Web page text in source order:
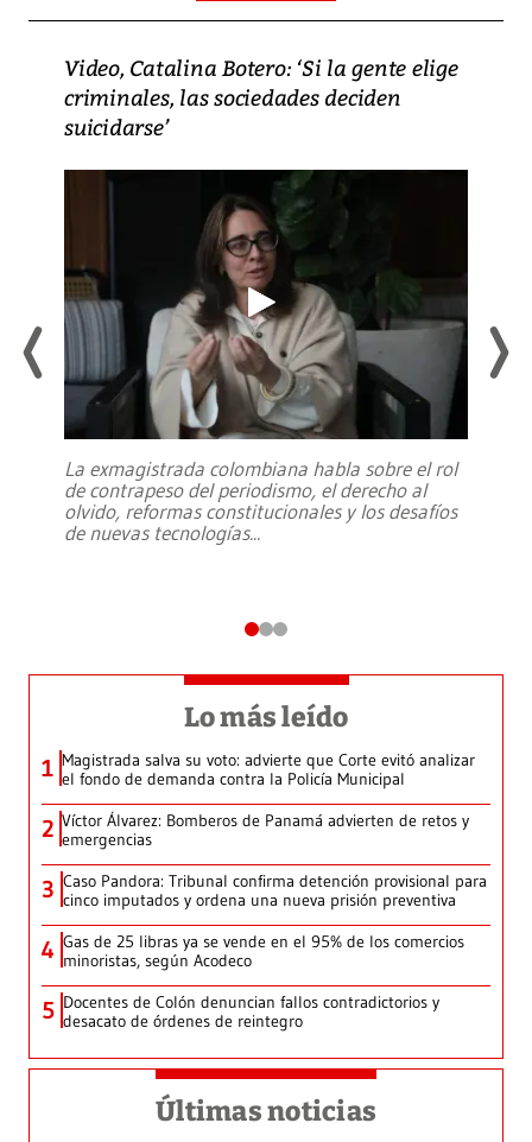
Video, Catalina Botero: ‘Si la gente elige
criminales, las sociedades deciden
suicidarse’
La exmagistrada colombiana habla sobre el rol
de contrapeso del periodismo, el derecho al
olvido, reformas constitucionales y los desafíos
de nuevas tecnologías...
Lo más leído
1 Magistrada salva su voto: advierte que Corte evitó analizar
el fondo de demanda contra la Policía Municipal
2 Víctor Álvarez: Bomberos de Panamá advierten de retos y
emergencias
3 Caso Pandora: Tribunal confirma detención provisional para
cinco imputados y ordena una nueva prisión preventiva
4 Gas de 25 libras ya se vende en el 95% de los comercios
minoristas, según Acodeco
5 Docentes de Colón denuncian fallos contradictorios y
desacato de órdenes de reintegro
Últimas noticias